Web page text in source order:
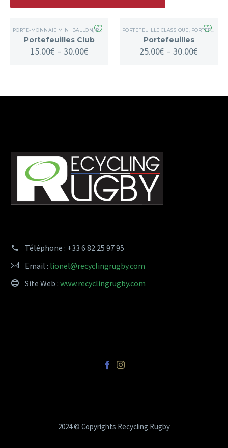
PORTE-MONNAIE MINI BALLON ,PORTEFEUILLE CLASSIQUE
Portefeuilles Club
15.00€ – 30.00€
PORTEFEUILLE CLASSIQUE PORTEFEUILLES / PORTEMONNAIE
Portefeuilles
25.00€ – 30.00€
Téléphone : +33 6 82 25 97 95
Email : lionel@recyclingrugby.com
Site Web : www.recyclingrugby.com
2024 © Copyrights Recycling Rugby